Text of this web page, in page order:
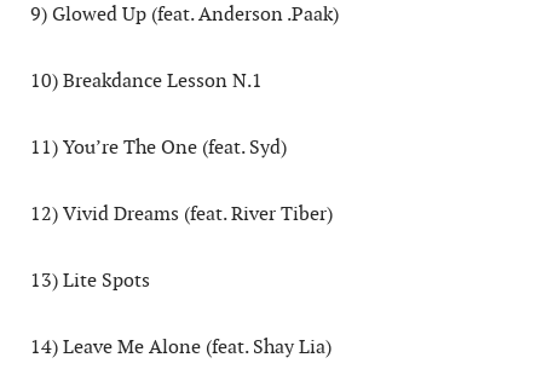
9) Glowed Up (feat. Anderson .Paak)
10) Breakdance Lesson N.1
11) You’re The One (feat. Syd)
12) Vivid Dreams (feat. River Tiber)
13) Lite Spots
14) Leave Me Alone (feat. Shay Lia)